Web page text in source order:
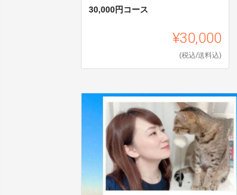
30,000円コース
¥30,000
(税込/送料込)